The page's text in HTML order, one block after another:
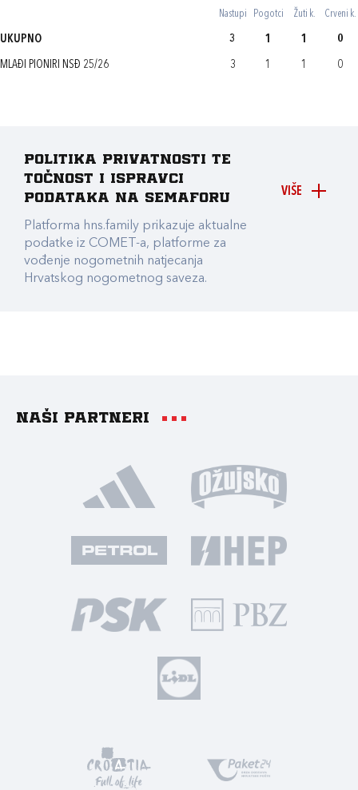
Nastupi Pogotci Žuti k. Crveni k.
UKUPNO 3 1 1 0
MLAĐI PIONIRI NSĐ 25/26 3 1 1 0
VIŠE
Politika privatnosti te
točnost i ispravci
podataka na Semaforu
Platforma hns.family prikazuje aktualne
podatke iz COMET-a, platforme za
vođenje nogometnih natjecanja
Hrvatskog nogometnog saveza.
Naši partneri